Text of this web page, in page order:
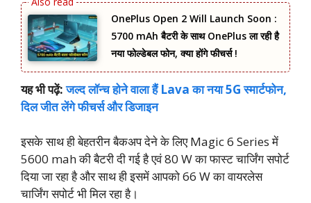
OnePlus Open 2 Will Launch Soon :
5700 mAh बैटरी के साथ OnePlus ला रही है
नया फोल्डेबल फोन, क्या होंगे फीचर्स !
यह भी पढ़ें:जल्द लॉन्‍च होने वाला हैं Lava का नया 5G स्‍मार्टफोन,
दिल जीत लेंगे फीचर्स और डिजाइन
इसके साथ ही बेहतरीन बैकअप देने के लिए Magic 6 Series में
5600 mah की बैटरी दी गई है एवं 80 W का फास्ट चार्जिंग सपोर्ट
दिया जा रहा है और साथ ही इसमें आपको 66 W का वायरलेस
चार्जिंग सपोर्ट भी मिल रहा है।